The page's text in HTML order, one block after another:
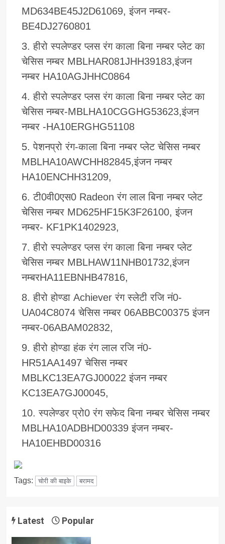
MD634BE45J2D61069, इंजन नम्बर-
BE4DJ2760801
हीरो स्पलेण्डर प्लस रंग काला बिना नम्बर प्लेट का
चेसिस नम्बर MBLHAR081JHH39183,इंजन
नम्बर HA10AGJHHC0864
हीरो स्पलेण्डर प्लस रंग काला बिना नम्बर प्लेट का
चेसिस नम्बर-MBLHA10CGGHG53623,इंजन
नम्बर -HA10ERGHG51108
पेशनप्रो रंग-काला बिना नम्बर प्लेट चेसिस नम्बर
MBLHA10AWCHH82845,इंजन नम्बर
HA10ENCHH31209,
टी0वी0एस0 Radeon रंग लाल बिना नम्बर प्लेट
चेसिस नम्बर MD625HF15K3F26100, इंजन
नम्बर- KF1PK1402923,
हीरो स्पलेण्डर प्लस रंग काला बिना नम्बर प्लेट
चेसिस नम्बर MBLHAW11NHB01732,इंजन
नम्बरHA11EBNHB47816,
हीरो होण्डा Achiever रंग स्लेटी रजि नं0-
UA04C8074 चेसिस नम्बर 06ABBC00375 इंजन
नम्बर-06ABAM02832,
हीरो होण्डा हंक रंग लाल रजि नं0-
HR51AA1497 चेसिस नम्बर
MBLKC13EA7GJ00022 इंजन नम्बर
KC13EA7GJ00045,
स्पलेण्डर प्रो0 रंग सफेद बिना नम्बर चेसिस नम्बर
MBLHA10ADBHD00339 इंजन नम्बर-
HA10EHBD00316
Tags: चोरी की बाइके बरामद
Latest Popular